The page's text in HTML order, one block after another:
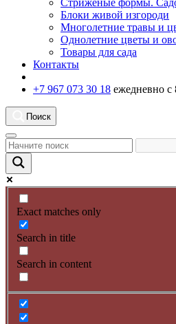
Стриженые формы.
Блоки живой изгороди
Многолетние травы и
Однолетние цветы и
Товары для сада
Контакты
+7 967 073 30 18 ежедневно с
Поиск
Exact matches only
Search in title
Search in content